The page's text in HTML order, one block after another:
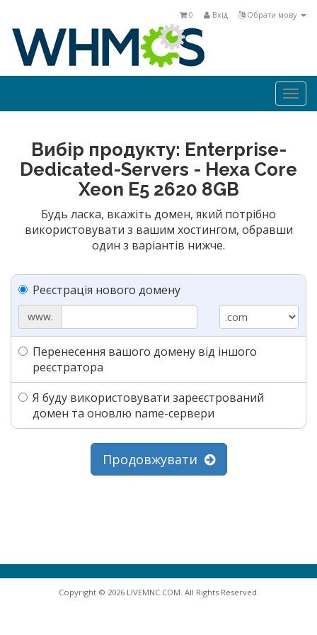
Обрати мову
Вхід
0
Вибір продукту: Enterprise-
Dedicated-Servers - Hexa Core
Xeon E5 2620 8GB
Будь ласка, вкажіть домен, який потрібно
використовувати з вашим хостингом, обравши
один з варіантів нижче.
Реєстрація нового домену
www.
Перенесення вашого домену від іншого
реєстратора
Я буду використовувати зареєстрований
домен та оновлю name-сервери
Продовжувати
Copyright © 2026 LIVEMNC.COM. All Rights Reserved.